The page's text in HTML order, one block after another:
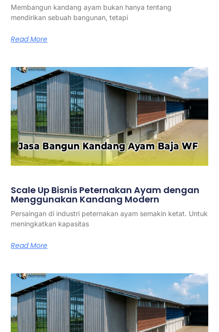
Membangun kandang ayam bukan hanya tentang
mendirikan sebuah bangunan, tetapi
Read More
Scale Up Bisnis Peternakan Ayam dengan
Menggunakan Kandang Modern
Persaingan di industri peternakan ayam semakin ketat. Untuk
meningkatkan kapasitas
Read More